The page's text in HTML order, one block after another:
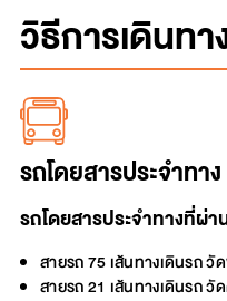
วิธีการเดินทา
รถโดยสารประจำทาง
รถโดยสารประจำทางที่ผ่
สายรถ 75 เส้นทางเดินรถ
สายรถ 21 เส้นทางเดินรถ